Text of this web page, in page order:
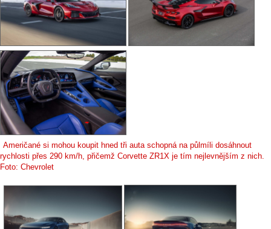
Američané si mohou koupit hned tři auta schopná na půlmíli dosáhnout
rychlosti přes 290 km/h, přičemž Corvette ZR1X je tím nejlevnějším z nich.
Foto: Chevrolet